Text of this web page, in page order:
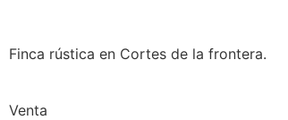
Finca rústica en Cortes de la frontera.
Venta